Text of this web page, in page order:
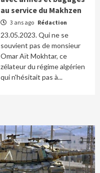
au service du Makhzen
3 ans ago Rédaction
23.05.2023. Qui ne se
souvient pas de monsieur
Omar Aït Mokhtar, ce
zélateur du régime algérien
qui n'hésitait pas à...